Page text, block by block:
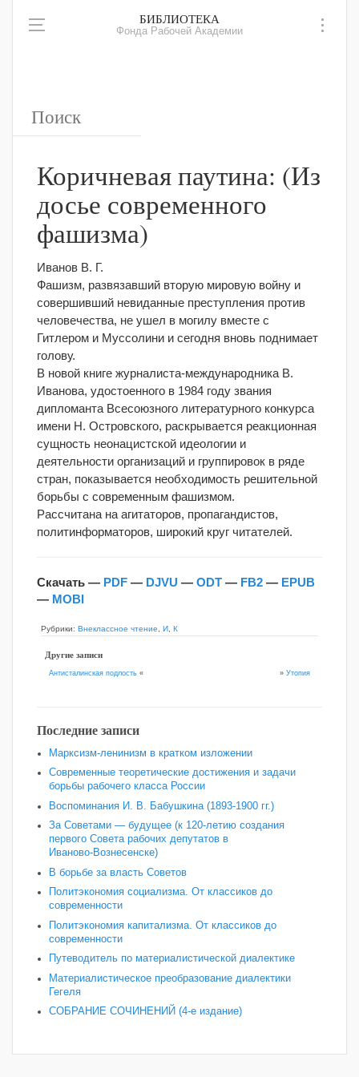
БИБЛИОТЕКА
Фонда Рабочей Академии
Коричневая паутина: (Из
досье современного
фашизма)
Иванов В. Г.
Фашизм, развязавший вторую мировую войну и
совершивший невиданные преступления против
человечества, не ушел в могилу вместе с
Гитлером и Муссолини и сегодня вновь поднимает
голову.
В новой книге журналиста-международника В.
Иванова, удостоенного в 1984 году звания
дипломанта Всесоюзного литературного конкурса
имени Н. Островского, раскрывается реакционная
сущность неонацистской идеологии и
деятельности организаций и группировок в ряде
стран, показывается необходимость решительной
борьбы с современным фашизмом.
Рассчитана на агитаторов, пропагандистов,
политинформаторов, широкий круг читателей.
Скачать — PDF — DJVU — ODT — FB2 — EPUB
— MOBI
Рубрики: Внеклассное чтение И К
Другие записи
Антисталинская подлость « » Утопия
Последние записи
Марксизм-ленинизм в кратком изложении
Современные теоретические достижения и задачи
борьбы рабочего класса России
Воспоминания И. В. Бабушкина (1893-1900 гг.)
За Советами — будущее (к 120‑летию создания
первого Совета рабочих депутатов в
Иваново‑Вознесенске)
В борьбе за власть Советов
Политэкономия социализма. От классиков до
современности
Политэкономия капитализма. От классиков до
современности
Путеводитель по материалистической диалектике
Материалистическое преобразование диалектики
Гегеля
СОБРАНИЕ СОЧИНЕНИЙ (4-е издание)